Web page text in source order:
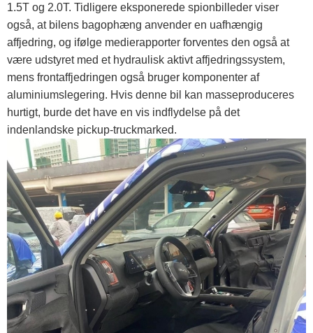
1.5T og 2.0T. Tidligere eksponerede spionbilleder viser
også, at bilens bagophæng anvender en uafhængig
affjedring, og ifølge medierapporter forventes den også at
være udstyret med et hydraulisk aktivt affjedringssystem,
mens frontaffjedringen også bruger komponenter af
aluminiumslegering. Hvis denne bil kan masseproduceres
hurtigt, burde det have en vis indflydelse på det
indenlandske pickup-truckmarked.